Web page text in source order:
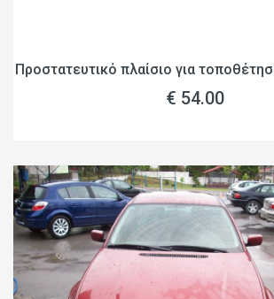
Προστατευτικό πλαίσιο για
€ 54.00